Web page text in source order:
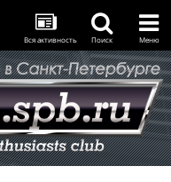
Вся активность Поиск Меню